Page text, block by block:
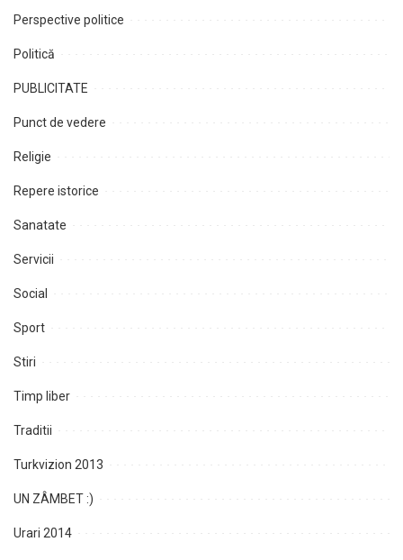
Perspective politice
Politică
PUBLICITATE
Punct de vedere
Religie
Repere istorice
Sanatate
Servicii
Social
Sport
Stiri
Timp liber
Traditii
Turkvizion 2013
UN ZÂMBET :)
Urari 2014